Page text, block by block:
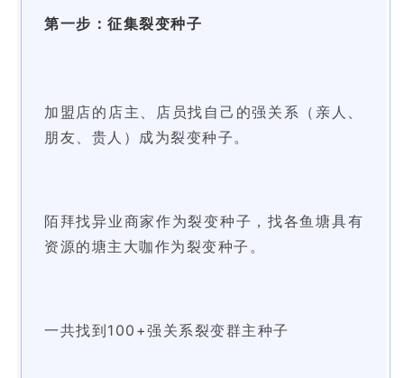
第一步：征集裂变种子
加盟店的店主、店员找自己的强关系（亲人、
朋友、贵人）成为裂变种子。
陌拜找异业商家作为裂变种子， 找各鱼塘具有
资源的塘主大咖作为裂变种子。
一共找到100+强关系裂变群主种子